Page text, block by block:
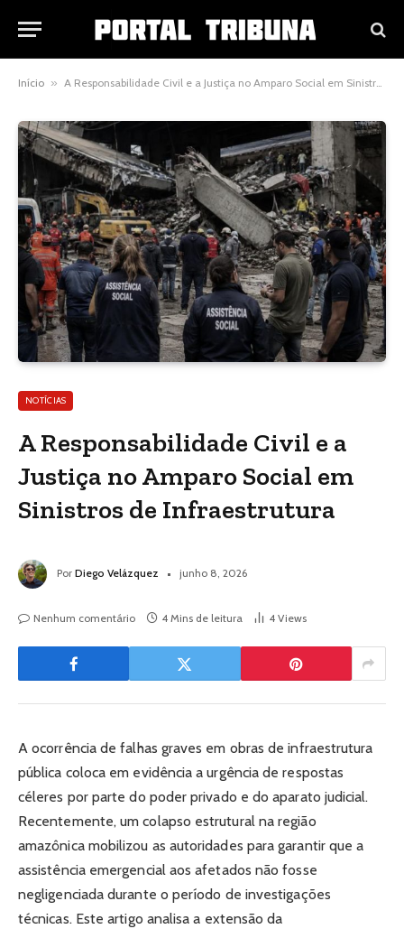
Início » A Responsabilidade Civil e a Justiça no Amparo Social em Sinistros de Infraestrutura
NOTÍCIAS
A Responsabilidade Civil e a
Justiça no Amparo Social em
Sinistros de Infraestrutura
Por Diego Velázquez junho 8, 2026
Nenhum comentário 4 Mins de leitura 4 Views
A ocorrência de falhas graves em obras de infraestrutura
pública coloca em evidência a urgência de respostas
céleres por parte do poder privado e do aparato judicial.
Recentemente, um colapso estrutural na região
amazônica mobilizou as autoridades para garantir que a
assistência emergencial aos afetados não fosse
negligenciada durante o período de investigações
técnicas. Este artigo analisa a extensão da